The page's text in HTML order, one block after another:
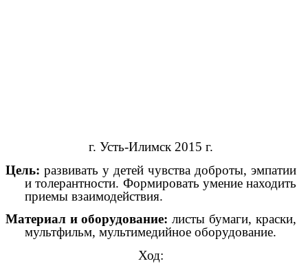
г. Усть-Илимск 2015 г.
Цель: развивать у детей чувства доброты, эмпатии
и толерантности. Формировать умение находить
приемы взаимодействия.
Материал и оборудование: листы бумаги, краски,
мультфильм, мультимедийное оборудование.
Ход: